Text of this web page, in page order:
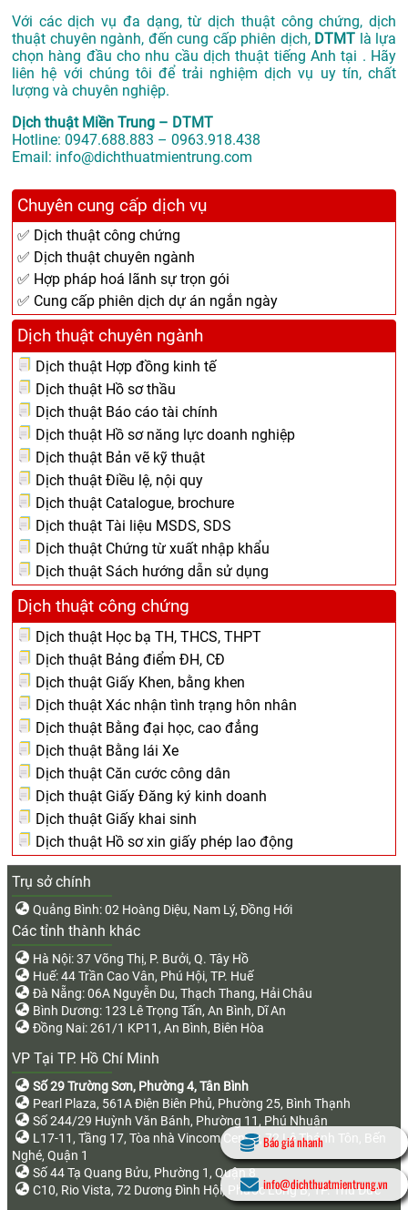
Với các dịch vụ đa dạng, từ dịch thuật công chứng, dịch
thuật chuyên ngành, đến cung cấp phiên dịch, DTMT là lựa
chọn hàng đầu cho nhu cầu dịch thuật tiếng Anh tại . Hãy
liên hệ với chúng tôi để trải nghiệm dịch vụ uy tín, chất
lượng và chuyên nghiệp.
Dịch thuật Miền Trung – DTMT
Hotline: 0947.688.883 – 0963.918.438
Email: info@dichthuatmientrung.com
Chuyên cung cấp dịch vụ
✅ Dịch thuật công chứng
✅ Dịch thuật chuyên ngành
✅ Hợp pháp hoá lãnh sự trọn gói
✅ Cung cấp phiên dịch dự án ngắn ngày
Dịch thuật chuyên ngành
Dịch thuật Hợp đồng kinh tế
Dịch thuật Hồ sơ thầu
Dịch thuật Báo cáo tài chính
Dịch thuật Hồ sơ năng lực doanh nghiệp
Dịch thuật Bản vẽ kỹ thuật
Dịch thuật Điều lệ, nội quy
Dịch thuật Catalogue, brochure
Dịch thuật Tài liệu MSDS, SDS
Dịch thuật Chứng từ xuất nhập khẩu
Dịch thuật Sách hướng dẫn sử dụng
Dịch thuật công chứng
Dịch thuật Học bạ TH, THCS, THPT
Dịch thuật Bảng điểm ĐH, CĐ
Dịch thuật Giấy Khen, bằng khen
Dịch thuật Xác nhận tình trạng hôn nhân
Dịch thuật Bằng đại học, cao đẳng
Dịch thuật Bằng lái Xe
Dịch thuật Căn cước công dân
Dịch thuật Giấy Đăng ký kinh doanh
Dịch thuật Giấy khai sinh
Dịch thuật Hồ sơ xin giấy phép lao động
Trụ sở chính
Quảng Bình: 02 Hoàng Diệu, Nam Lý, Đồng Hới
Các tỉnh thành khác
Hà Nội: 37 Võng Thị, P. Bưởi, Q. Tây Hồ
Huế: 44 Trần Cao Vân, Phú Hội, TP. Huế
Đà Nẵng: 06A Nguyễn Du, Thạch Thang, Hải Châu
Bình Dương: 123 Lê Trọng Tấn, An Bình, Dĩ An
Đồng Nai: 261/1 KP11, An Bình, Biên Hòa
VP Tại TP. Hồ Chí Minh
Số 29 Trường Sơn, Phường 4, Tân Bình
Pearl Plaza, 561A Điện Biên Phủ, Phường 25, Bình Thạnh
Số 244/29 Huỳnh Văn Bánh, Phường 11, Phú Nhuận
L17-11, Tầng 17, Tòa nhà Vincom Center, 72 Lê Thánh Tôn, Bến
Nghé, Quận 1
Số 44 Tạ Quang Bửu, Phường 1, Quận 8
C10, Rio Vista, 72 Dương Đình Hội, Phước Long B, TP. Thủ Đức
Báo giá nhanh
info@dichthuatmientrung.vn